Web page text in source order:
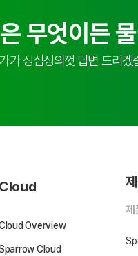
무엇이든
가 성심성의껏 답변 드리겠
Cloud
Overview
Cloud
제